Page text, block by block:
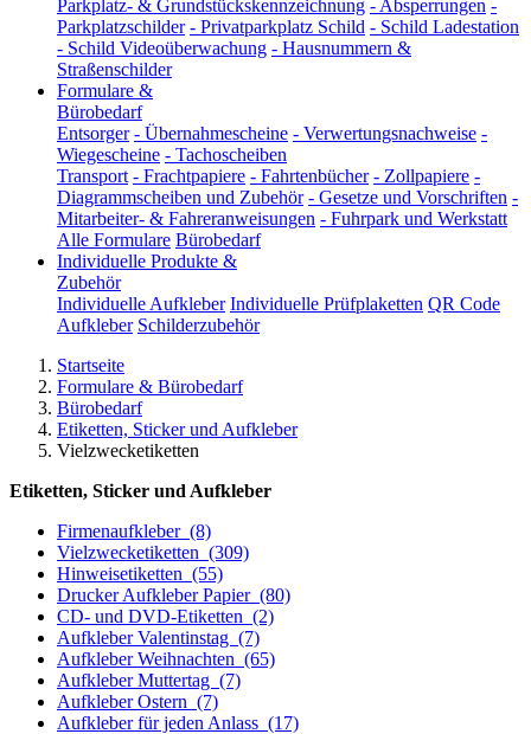
Parkplatz- & Grundstückskennzeichnung - Absperrungen -
Parkplatzschilder - Privatparkplatz Schild - Schild Ladestation
- Schild Videoüberwachung - Hausnummern &
Straßenschilder
Formulare &
Bürobedarf
Entsorger - Übernahmescheine - Verwertungsnachweise -
Wiegescheine - Tachoscheiben
Transport - Frachtpapiere - Fahrtenbücher - Zollpapiere -
Diagrammscheiben und Zubehör - Gesetze und Vorschriften -
Mitarbeiter- & Fahreranweisungen - Fuhrpark und Werkstatt
Alle Formulare Bürobedarf
Individuelle Produkte &
Zubehör
Individuelle Aufkleber Individuelle Prüfplaketten QR Code
Aufkleber Schilderzubehör
Startseite
Formulare & Bürobedarf
Bürobedarf
Etiketten, Sticker und Aufkleber
Vielzwecketiketten
Etiketten, Sticker und Aufkleber
Firmenaufkleber (8)
Vielzwecketiketten (309)
Hinweisetiketten (55)
Drucker Aufkleber Papier (80)
CD- und DVD-Etiketten (2)
Aufkleber Valentinstag (7)
Aufkleber Weihnachten (65)
Aufkleber Muttertag (7)
Aufkleber Ostern (7)
Aufkleber für jeden Anlass (17)